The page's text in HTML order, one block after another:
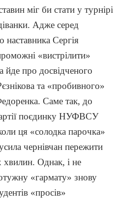
міг би стати у турнірі
Адже серед
наставника Сергія
«вистрілити»
про досвідченого
та «пробивного»
Саме так, до
поєдинку НУФВСУ
ця «солодка парочка»
чернівчан пережити
хвилин. Однак, і не
«гармату» знову
«просів»